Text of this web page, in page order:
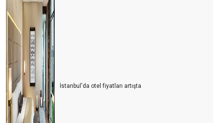
İstanbul'da otel fiyatları artışta